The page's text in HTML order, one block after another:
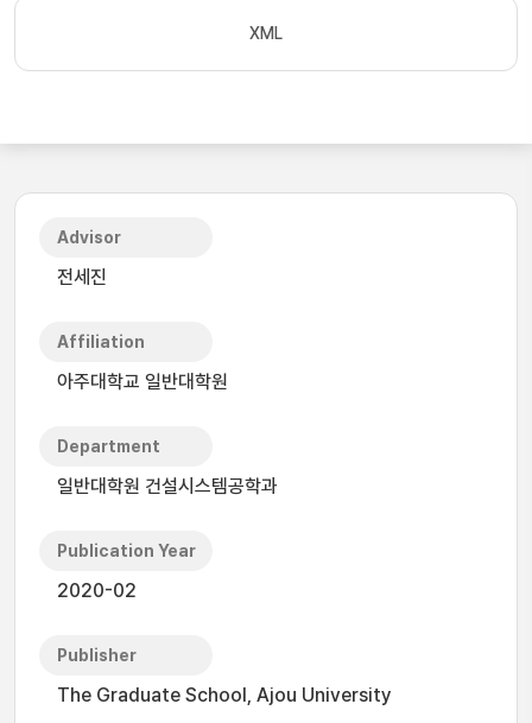
XML
Advisor
전세진
Affiliation
아주대학교 일반대학원
Department
일반대학원 건설시스템공학과
Publication Year
2020-02
Publisher
The Graduate School, Ajou University